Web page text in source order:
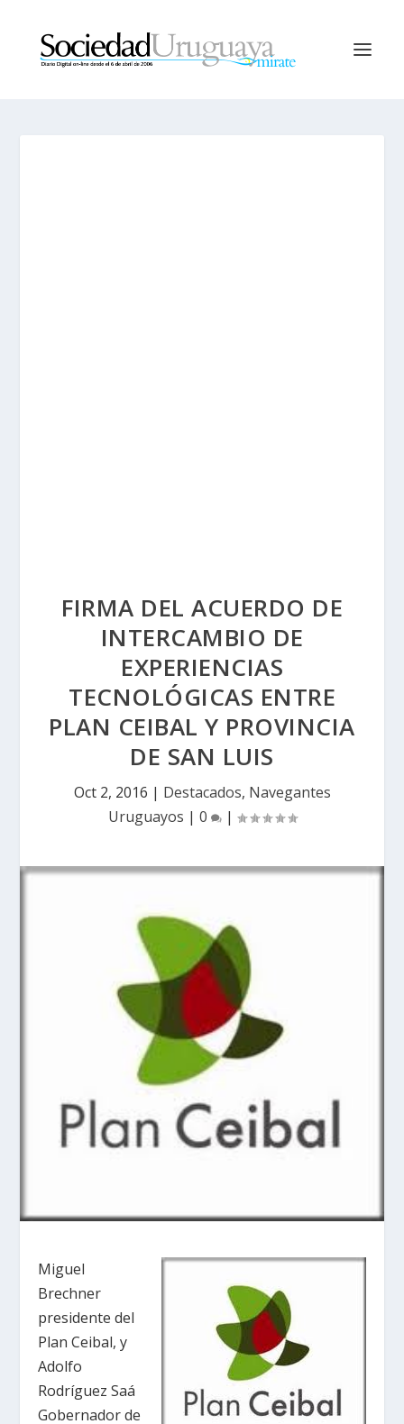
FIRMA DEL ACUERDO DE
INTERCAMBIO DE
EXPERIENCIAS
TECNOLÓGICAS ENTRE
PLAN CEIBAL Y PROVINCIA
DE SAN LUIS
Oct 2, 2016 | Destacados, Navegantes
Uruguayos | 0 |
Miguel
Brechner
presidente del
Plan Ceibal, y
Adolfo
Rodríguez Saá
Gobernador de